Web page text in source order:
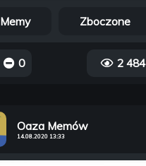
Memy Zboczone
0 2 484
Oaza Memów
14.08.2020 13:33